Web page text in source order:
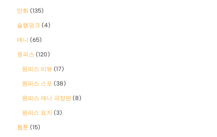
만화 (135)
슬램덩크 (4)
애니 (65)
원피스 (120)
원피스 리뷰 (17)
원피스 스포 (38)
원피스 애니 극장판 (8)
원피스 표지 (3)
웹툰 (15)